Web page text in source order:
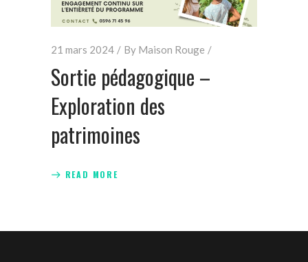
21 mars 2024 By Maison Rouge
Sortie pédagogique –
Exploration des
patrimoines
READ MORE